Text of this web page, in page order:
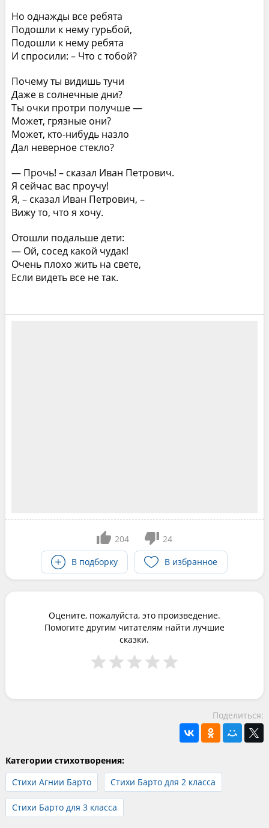
Но однажды все ребята
Подошли к нему гурьбой,
Подошли к нему ребята
И спросили: – Что с тобой?
Почему ты видишь тучи
Даже в солнечные дни?
Ты очки протри получше —
Может, грязные они?
Может, кто-нибудь назло
Дал неверное стекло?
— Прочь! – сказал Иван Петрович.
Я сейчас вас проучу!
Я, – сказал Иван Петрович, –
Вижу то, что я хочу.
Отошли подальше дети:
— Ой, сосед какой чудак!
Очень плохо жить на свете,
Если видеть все не так.
204
24
В подборку
В избранное
Оцените, пожалуйста, это произведение.
Помогите другим читателям найти лучшие
сказки.
Поделиться:
Категории стихотворения:
Стихи Агнии Барто
Стихи Барто для 2 класса
Стихи Барто для 3 класса